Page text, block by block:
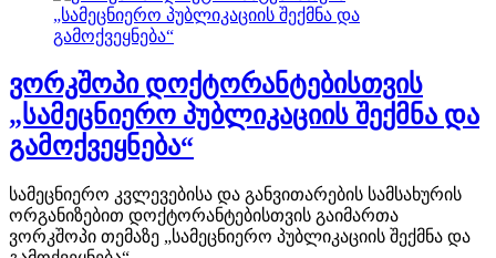
ვორკშოპი დოქტორანტებისთვის
„სამეცნიერო პუბლიკაციის შექმნა და
გამოქვეყნება“
სამეცნიერო კვლევებისა და განვითარების სამსახურის
ორგანიზებით დოქტორანტებისთვის გაიმართა
ვორკშოპი თემაზე „სამეცნიერო პუბლიკაციის შექმნა და